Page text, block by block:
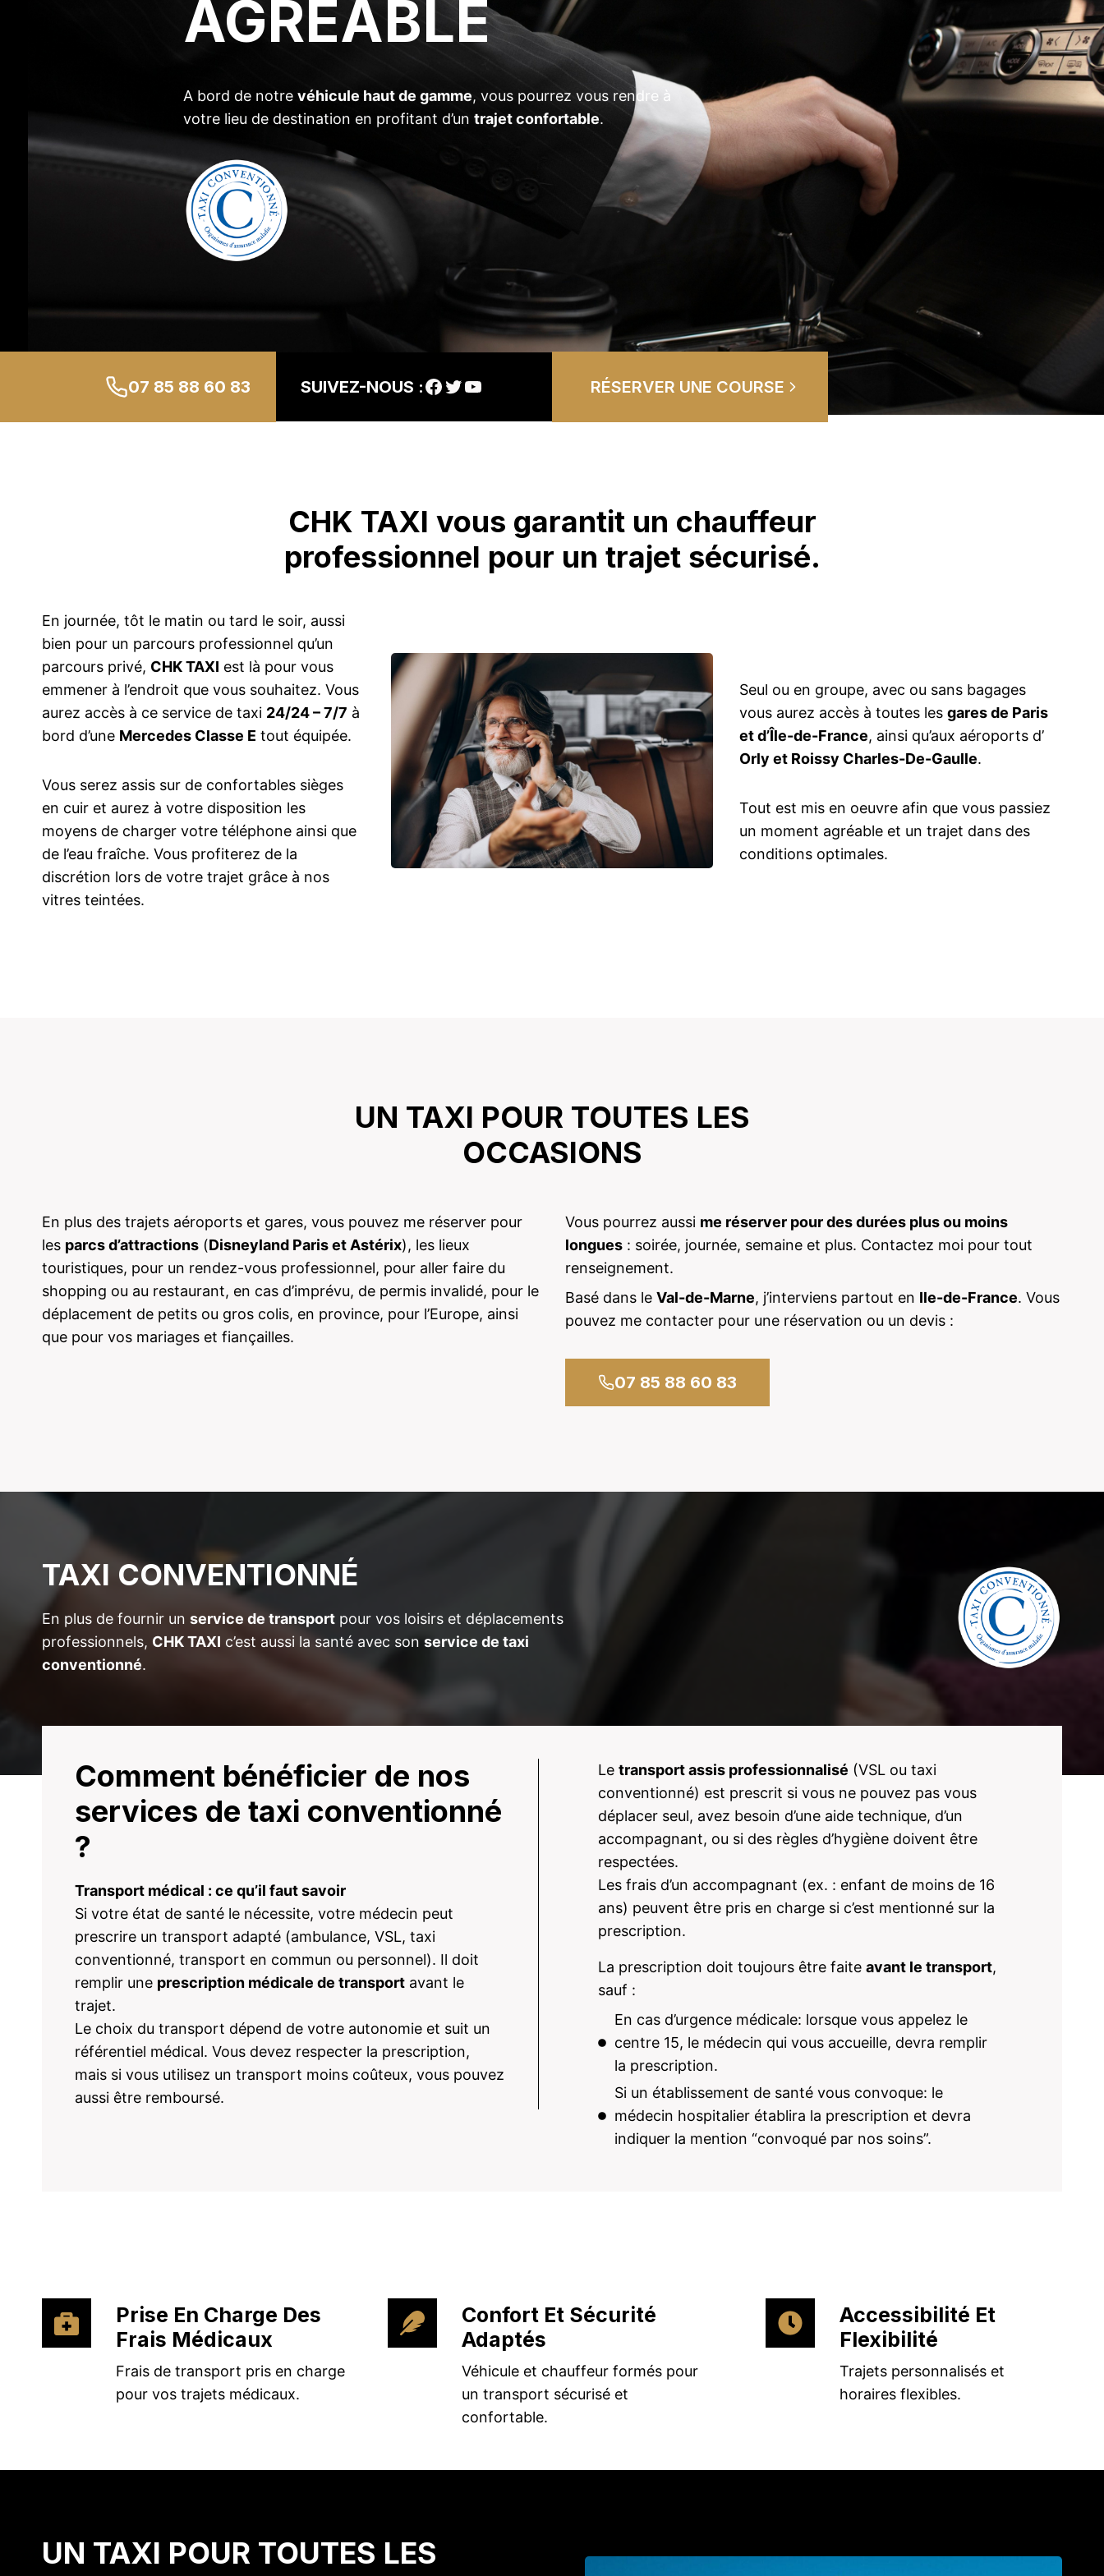
AGRÉABLE
A bord de notrevéhicule haut de gamme, vous pourrez vous rendre à
votre lieu de destination en profitant d’untrajet confortable.
07 85 88 60 83 SUIVEZ-NOUS :Facebook Twitter YouTube RÉSERVER UNE COURSE
CHK TAXI vous garantit un chauffeur
professionnel pour un trajet sécurisé.
En journée, tôt le matin ou tard le soir, aussi
bien pour un parcours professionnel qu’un
parcours privé, CHK TAXI est là pour vous
emmener à l’endroit que vous souhaitez. Vous
aurez accès à ce service de taxi 24/24 – 7/7 à
bord d’une Mercedes Classe E tout équipée.
Vous serez assis sur de confortables sièges
en cuir et aurez à votre disposition les
moyens de charger votre téléphone ainsi que
de l’eau fraîche. Vous profiterez de la
discrétion lors de votre trajet grâce à nos
vitres teintées.
Seul ou en groupe, avec ou sans bagages
vous aurez accès à toutes lesgares de Paris
et d’Île-de-France, ainsi qu’aux aéroports d’
Orly et Roissy Charles-De-Gaulle.
Tout est mis en oeuvre afin que vous passiez
un moment agréable et un trajet dans des
conditions optimales.
UN TAXI POUR TOUTES LES
OCCASIONS
En plus des trajets aéroports et gares, vous pouvez me réserver pour
les parcs d’attractions (Disneyland Paris et Astérix), les lieux
touristiques, pour un rendez-vous professionnel, pour aller faire du
shopping ou au restaurant, en cas d’imprévu, de permis invalidé, pour le
déplacement de petits ou gros colis, en province, pour l’Europe, ainsi
que pour vos mariages et fiançailles.
Vous pourrez aussi me réserver pour des durées plus ou moins
longues : soirée, journée, semaine et plus. Contactez moi pour tout
renseignement.
Basé dans le Val-de-Marne, j’interviens partout en Ile-de-France. Vous
pouvez me contacter pour une réservation ou un devis :
07 85 88 60 83
TAXI CONVENTIONNÉ
En plus de fournir un service de transport pour vos loisirs et déplacements
professionnels, CHK TAXI c’est aussi la santé avec son service de taxi
conventionné.
Comment bénéficier de nos
services de taxi conventionné
?
Transport médical : ce qu’il faut savoir
Si votre état de santé le nécessite, votre médecin peut
prescrire un transport adapté (ambulance, VSL, taxi
conventionné, transport en commun ou personnel). Il doit
remplir une prescription médicale de transport avant le
trajet.
Le choix du transport dépend de votre autonomie et suit un
référentiel médical. Vous devez respecter la prescription,
mais si vous utilisez un transport moins coûteux, vous pouvez
aussi être remboursé.
Le transport assis professionnalisé (VSL ou taxi
conventionné) est prescrit si vous ne pouvez pas vous
déplacer seul, avez besoin d’une aide technique, d’un
accompagnant, ou si des règles d’hygiène doivent être
respectées.
Les frais d’un accompagnant (ex. : enfant de moins de 16
ans) peuvent être pris en charge si c’est mentionné sur la
prescription.
La prescription doit toujours être faite avant le transport,
sauf :
En cas d’urgence médicale: lorsque vous appelez le
centre 15, le médecin qui vous accueille, devra remplir
la prescription.
Si un établissement de santé vous convoque: le
médecin hospitalier établira la prescription et devra
indiquer la mention “convoqué par nos soins”.
Prise En Charge Des
Frais Médicaux
Frais de transport pris en charge
pour vos trajets médicaux.
Confort Et Sécurité
Adaptés
Véhicule et chauffeur formés pour
un transport sécurisé et
confortable.
Accessibilité Et
Flexibilité
Trajets personnalisés et
horaires flexibles.
UN TAXI POUR TOUTES LES